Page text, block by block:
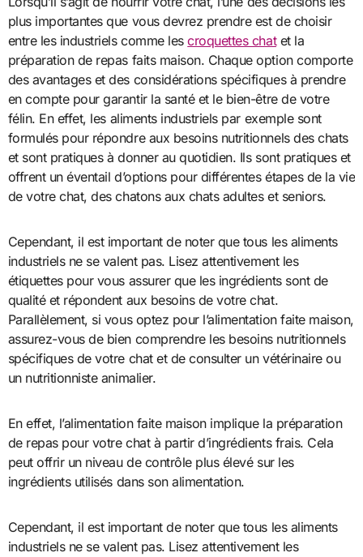
plus importantes que vous devrez prendre est de choisir
entre les industriels comme lescroquettes chatet la
préparation de repas faits maison. Chaque option comporte
des avantages et des considérations spécifiques à prendre
en compte pour garantir la santé et le bien-être de votre
félin. En effet, les aliments industriels par exemple sont
formulés pour répondre aux besoins nutritionnels des chats
et sont pratiques à donner au quotidien. Ils sont pratiques et
offrent un éventail d’options pour différentes étapes de la vie
de votre chat, des chatons aux chats adultes et seniors.
Cependant, il est important de noter que tous les aliments
industriels ne se valent pas. Lisez attentivement les
étiquettes pour vous assurer que les ingrédients sont de
qualité et répondent aux besoins de votre chat.
Parallèlement, si vous optez pour l’alimentation faite maison,
assurez-vous de bien comprendre les besoins nutritionnels
spécifiques de votre chat et de consulter un vétérinaire ou
un nutritionniste animalier.
En effet, l’alimentation faite maison implique la préparation
de repas pour votre chat à partir d’ingrédients frais. Cela
peut offrir un niveau de contrôle plus élevé sur les
ingrédients utilisés dans son alimentation.
Cependant, il est important de noter que tous les aliments
industriels ne se valent pas. Lisez attentivement les